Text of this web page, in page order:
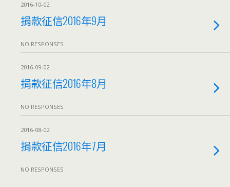
2016-10-02
捐款征信2016年9月
NO RESPONSES
2016-09-02
捐款征信2016年8月
NO RESPONSES
2016-08-02
捐款征信2016年7月
NO RESPONSES